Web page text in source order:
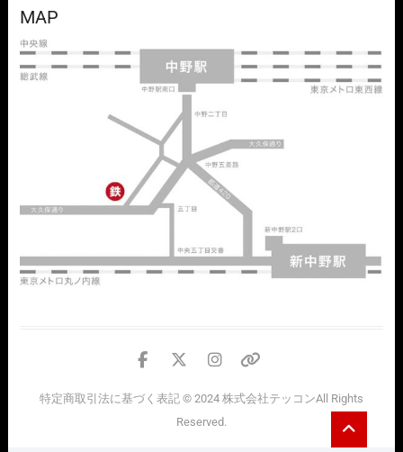
MAP
facebook
twitter
instagram
情
特定商取引法に基づく表記© 2024 株式会社テッコンAll Rights
Reserved.
to